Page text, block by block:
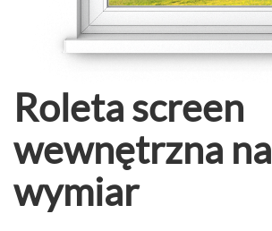
Roleta screen
wewnętrzna na
wymiar